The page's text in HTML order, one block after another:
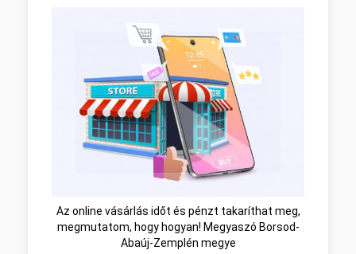
Az online vásárlás időt és pénzt takaríthat meg,
megmutatom, hogy hogyan! Megyaszó Borsod-
Abaúj-Zemplén megye